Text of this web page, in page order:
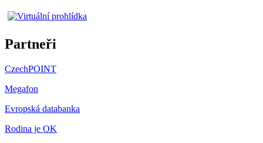
Partneři
CzechPOINT
Megafon
Evropská databanka
Rodina je OK